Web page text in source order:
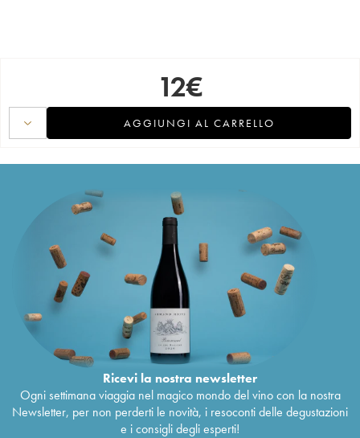
12€
AGGIUNGI AL CARRELLO
Ricevi la nostra newsletter
Ogni settimana viaggia nel magico mondo del vino con la nostra
Newsletter, per non perderti le novità, i resoconti delle degustazioni
e i consigli degli esperti!